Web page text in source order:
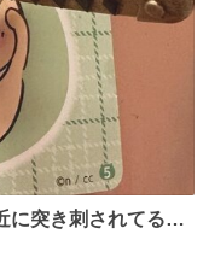
に突き刺されてるく